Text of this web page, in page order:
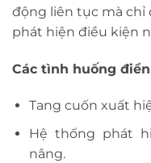
động liên tục mà chỉ
phát hiện điều kiện
Các tình huống
Tang cuốn xuất
Hệ thống phát
nâng.